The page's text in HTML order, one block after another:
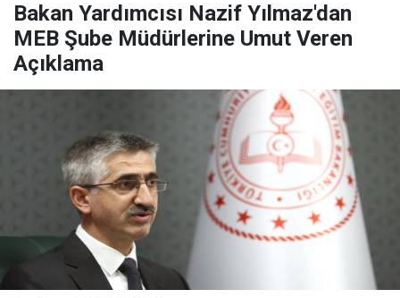
Bakan Yardımcısı Nazif Yılmaz'dan
MEB Şube Müdürlerine Umut Veren
Açıklama